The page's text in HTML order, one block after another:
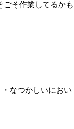
そ作業してるか
なつかしいにおい